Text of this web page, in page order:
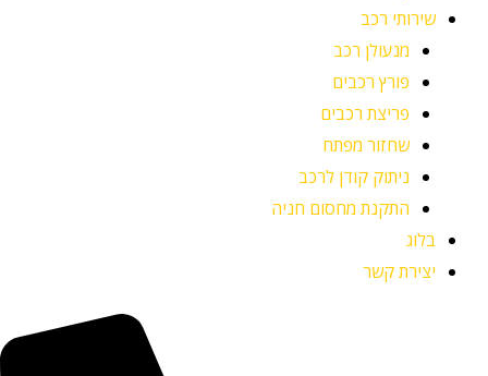
שירותי רכב
מנעולן רכב
פורץ רכבים
פריצת רכבים
שחזור מפתח
ניתוק קודן לרכב
התקנת מחסום חניה
בלוג
יצירת קשר